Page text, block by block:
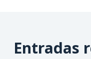
Entradas